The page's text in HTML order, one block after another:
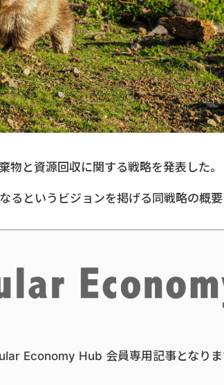
物と資源回収に関する戦略を発表した。
るというビジョンを掲げる同戦略の概要
Economy Hub 会員専用記事となりま